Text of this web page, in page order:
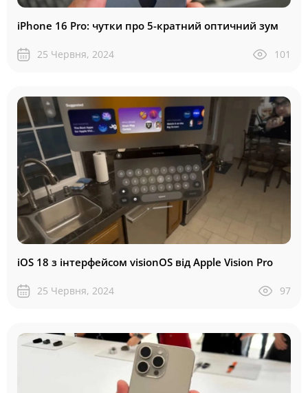
iPhone 16 Pro: чутки про 5-кратний оптичний зум
25 Червня, 2024 101
iOS 18 з інтерфейсом visionOS від Apple Vision Pro
25 Червня, 2024 97